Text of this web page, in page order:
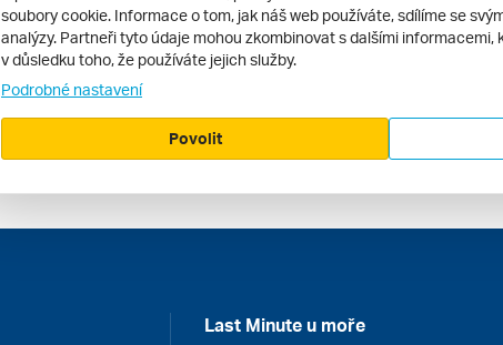
Last Minute u moře
soubory cookie. Informace o tom, jak náš web používáte, sdílíme se
analýzy. Partneři tyto údaje mohou zkombinovat s dalšími informacemi,
v důsledku toho, že používáte jejich služby.
Podrobné nastavení
Povolit